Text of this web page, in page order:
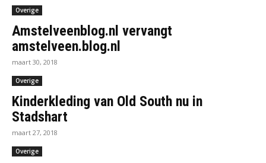
Overige
Amstelveenblog.nl vervangt
amstelveen.blog.nl
maart 30, 2018
Overige
Kinderkleding van Old South nu in
Stadshart
maart 27, 2018
Overige